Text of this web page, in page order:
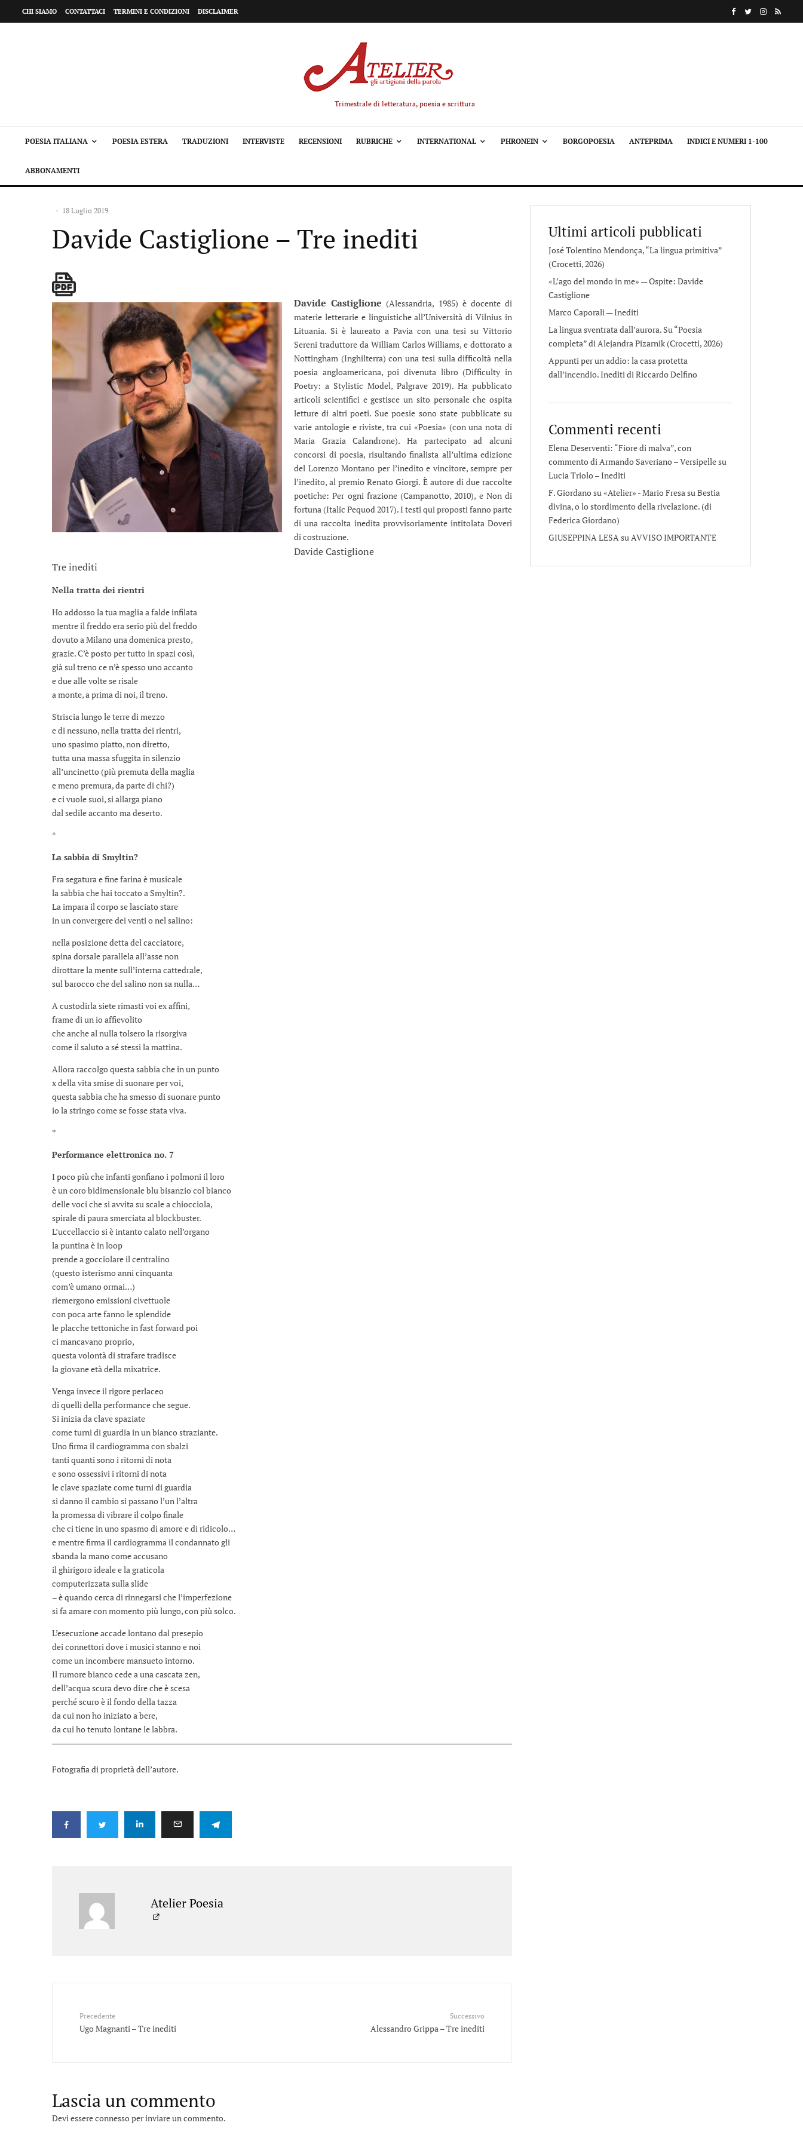
CHI SIAMO CONTATTACI TERMINI E CONDIZIONI DISCLAIMER
Trimestrale di letteratura, poesia e scrittura
POESIA ITALIANA POESIA ESTERA TRADUZIONI INTERVISTE RECENSIONI RUBRICHE INTERNATIONAL PHRONEIN BORGOPOESIA ANTEPRIMA INDICI E NUMERI 1-100
ABBONAMENTI
· 18 Luglio 2019
Davide Castiglione – Tre inediti
Davide Castiglione (Alessandria, 1985) è docente di
materie letterarie e linguistiche all’Università di Vilnius in
Lituania. Si è laureato a Pavia con una tesi su Vittorio
Sereni traduttore da William Carlos Williams, e dottorato a
Nottingham (Inghilterra) con una tesi sulla difficoltà nella
poesia angloamericana, poi divenuta libro (Difficulty in
Poetry: a Stylistic Model, Palgrave 2019). Ha pubblicato
articoli scientifici e gestisce un sito personale che ospita
letture di altri poeti. Sue poesie sono state pubblicate su
varie antologie e riviste, tra cui «Poesia» (con una nota di
Maria Grazia Calandrone). Ha partecipato ad alcuni
concorsi di poesia, risultando finalista all’ultima edizione
del Lorenzo Montano per l’inedito e vincitore, sempre per
l’inedito, al premio Renato Giorgi. È autore di due raccolte
poetiche: Per ogni frazione (Campanotto, 2010), e Non di
fortuna (Italic Pequod 2017). I testi qui proposti fanno parte
di una raccolta inedita provvisoriamente intitolata Doveri
di costruzione.
Davide Castiglione
Tre inediti
Nella tratta dei rientri
Ho addosso la tua maglia a falde infilata
mentre il freddo era serio più del freddo
dovuto a Milano una domenica presto,
grazie. C’è posto per tutto in spazi così,
già sul treno ce n’è spesso uno accanto
e due alle volte se risale
a monte, a prima di noi, il treno.
Striscia lungo le terre di mezzo
e di nessuno, nella tratta dei rientri,
uno spasimo piatto, non diretto,
tutta una massa sfuggita in silenzio
all’uncinetto (più premuta della maglia
e meno premura, da parte di chi?)
e ci vuole suoi, si allarga piano
dal sedile accanto ma deserto.
*
La sabbia di Smyltin?
Fra segatura e fine farina è musicale
la sabbia che hai toccato a Smyltin?.
La impara il corpo se lasciato stare
in un convergere dei venti o nel salino:
nella posizione detta del cacciatore,
spina dorsale parallela all’asse non
dirottare la mente sull’interna cattedrale,
sul barocco che del salino non sa nulla…
A custodirla siete rimasti voi ex affini,
frame di un io affievolito
che anche al nulla tolsero la risorgiva
come il saluto a sé stessi la mattina.
Allora raccolgo questa sabbia che in un punto
x della vita smise di suonare per voi,
questa sabbia che ha smesso di suonare punto
io la stringo come se fosse stata viva.
*
Performance elettronica no. 7
I poco più che infanti gonfiano i polmoni il loro
è un coro bidimensionale blu bisanzio col bianco
delle voci che si avvita su scale a chiocciola,
spirale di paura smerciata al blockbuster.
L’uccellaccio si è intanto calato nell’organo
la puntina è in loop
prende a gocciolare il centralino
(questo isterismo anni cinquanta
com’è umano ormai…)
riemergono emissioni civettuole
con poca arte fanno le splendide
le placche tettoniche in fast forward poi
ci mancavano proprio,
questa volontà di strafare tradisce
la giovane età della mixatrice.
Venga invece il rigore perlaceo
di quelli della performance che segue.
Si inizia da clave spaziate
come turni di guardia in un bianco straziante.
Uno firma il cardiogramma con sbalzi
tanti quanti sono i ritorni di nota
e sono ossessivi i ritorni di nota
le clave spaziate come turni di guardia
si danno il cambio si passano l’un l’altra
la promessa di vibrare il colpo finale
che ci tiene in uno spasmo di amore e di ridicolo…
e mentre firma il cardiogramma il condannato gli
sbanda la mano come accusano
il ghirigoro ideale e la graticola
computerizzata sulla slide
– è quando cerca di rinnegarsi che l’imperfezione
si fa amare con momento più lungo, con più solco.
L’esecuzione accade lontano dal presepio
dei connettori dove i musici stanno e noi
come un incombere mansueto intorno.
Il rumore bianco cede a una cascata zen,
dell’acqua scura devo dire che è scesa
perché scuro è il fondo della tazza
da cui non ho iniziato a bere,
da cui ho tenuto lontane le labbra.
Fotografia di proprietà dell’autore.
Atelier Poesia
Precedente
Ugo Magnanti – Tre inediti
Successivo
Alessandro Grippa – Tre inediti
Lascia un commento
Devi essereconnessoper inviare un commento.
Ultimi articoli pubblicati
José Tolentino Mendonça, “La lingua primitiva”
(Crocetti, 2026)
«L’ago del mondo in me» — Ospite: Davide
Castiglione
Marco Caporali — Inediti
La lingua sventrata dall’aurora. Su “Poesia
completa” di Alejandra Pizarnik (Crocetti, 2026)
Appunti per un addio: la casa protetta
dall’incendio. Inediti di Riccardo Delfino
Commenti recenti
Elena Deserventi: “Fiore di malva”, con
commento di Armando Saveriano – Versipellesu
Lucia Triolo – Inediti
F. Giordano su «Atelier» - Mario FresasuBestia
divina, o lo stordimento della rivelazione. (di
Federica Giordano)
GIUSEPPINA LESAsuAVVISO IMPORTANTE